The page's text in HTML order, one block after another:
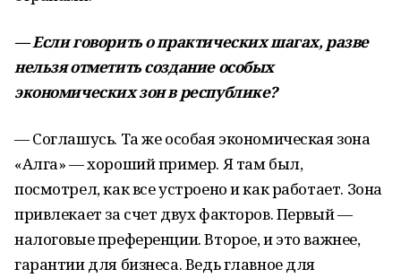
— Если говорить о практических шагах, разве
нельзя отметить создание особых
экономических зон в республике?
— Соглашусь. Та же особая экономическая зона
«Алга» — хороший пример. Я там был,
посмотрел, как все устроено и как работает. Зона
привлекает за счет двух факторов. Первый —
налоговые преференции. Второе, и это важнее,
гарантии для бизнеса. Ведь главное для